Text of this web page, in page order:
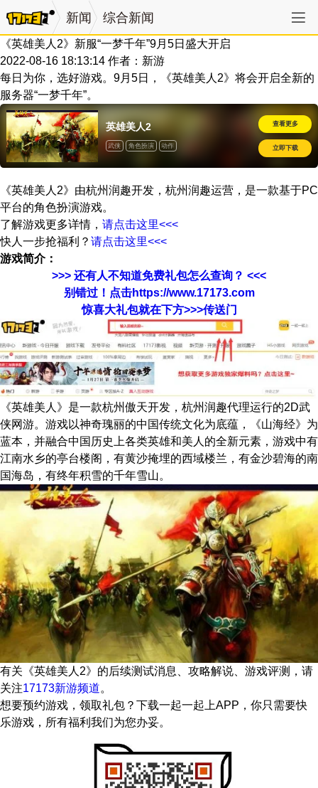
新闻 综合新闻
《英雄美人2》新服“一梦千年”9月5日盛大开启
2022-08-16 18:13:14 作者：新游
每日为你，选好游戏。9月5日，《英雄美人2》将会开启全新的
服务器“一梦千年”。
英雄美人2
武侠 角色扮演 动作
查看更多
立即下载
《英雄美人2》由杭州润趣开发，杭州润趣运营，是一款基于PC
平台的角色扮演游戏。
了解游戏更多详情， 请点击这里<<<
快人一步抢福利？ 请点击这里<<<
游戏简介：
>>> 还有人不知道免费礼包怎么查询？ <<<
别错过！点击https://www.17173.com
惊喜大礼包就在下方>>>传送门
《英雄美人》是一款杭州傲天开发，杭州润趣代理运行的2D武
侠网游。游戏以神奇瑰丽的中国传统文化为底蕴，《山海经》为
蓝本，并融合中国历史上各类英雄和美人的全新元素，游戏中有
江南水乡的亭台楼阁，有黄沙掩埋的西域楼兰，有金沙碧海的南
国海岛，有终年积雪的千年雪山。
有关 《英雄美人2》 的后续测试消息、攻略解说、游戏评测，请
关注17173新游频道。
想要预约游戏，领取礼包？下载一起一起上APP，你只需要快
乐游戏，所有福利我们为您办妥。